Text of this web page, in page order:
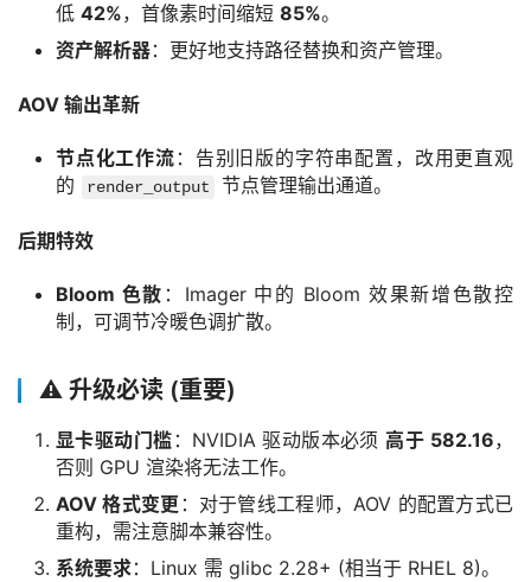
低 42%，首像素时间缩短 85%。
资产解析器：更好地支持路径替换和资产管理。
AOV 输出革新
节点化工作流 ：告别旧版的字符串配置，改用更直观
的
render_output 节点管理输出通道。
后期特效
Bloom 色散 ：Imager 中的 Bloom 效果新增色散控
制，可调节冷暖色调扩散。
⚠️ 升级必读 (重要)
显卡驱动门槛 ：NVIDIA 驱动版本必须高于 582.16，
否则 GPU 渲染将无法工作。
AOV 格式变更 ：对于管线工程师，AOV 的配置方式已
重构，需注意脚本兼容性。
系统要求：Linux 需 glibc 2.28+ (相当于 RHEL 8)。